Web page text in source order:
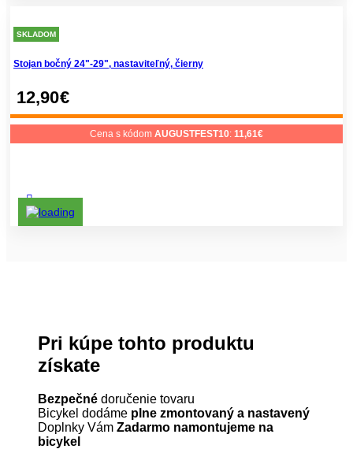
SKLADOM
Stojan bočný 24"-29", nastaviteľný, čierny
12,90€
Cena s kódom AUGUSTFEST10: 11,61€
Pri kúpe tohto produktu
získate
Bezpečné doručenie tovaru
Bicykel dodáme plne zmontovaný a nastavený
Doplnky Vám Zadarmo namontujeme na
bicykel